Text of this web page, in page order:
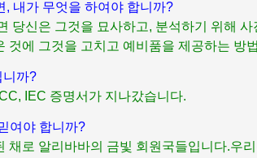
, 내가 무엇을 하여야 합니까?
당신은 그것을 묘사하고, 분석하기 위해
것에 그것을 고치고 예비품을 제공하는 방
니까?
IEC 증명서가 지나갔습니다.
여야 합니까?
채로 알리바바의 금빛 회원국들입니다.우